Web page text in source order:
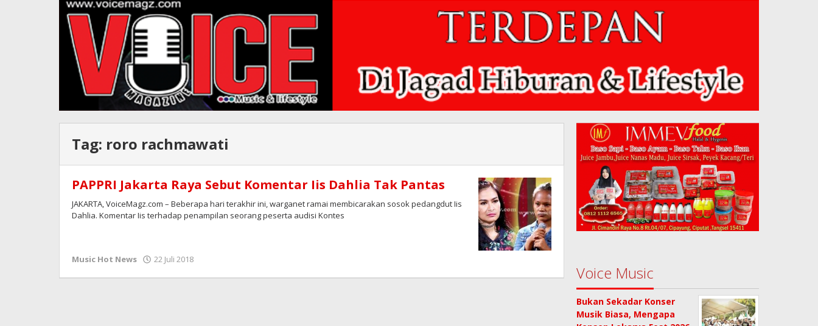
Tag: roro rachmawati
PAPPRI Jakarta Raya Sebut Komentar Iis Dahlia Tak Pantas
JAKARTA, VoiceMagz.com – Beberapa hari terakhir ini, warganet ramai membicarakan sosok pedangdut Iis
Dahlia. Komentar Iis terhadap penampilan seorang peserta audisi Kontes
Music Hot News 22 Juli 2018
Voice Music
Bukan Sekadar Konser
Musik Biasa, Mengapa